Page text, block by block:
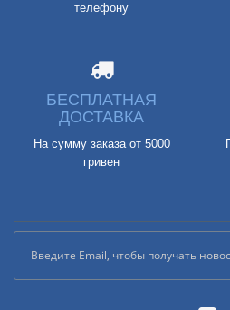
телефону
БЕСПЛАТНАЯ
ДОСТАВКА
На сумму заказа от 5000
гривен